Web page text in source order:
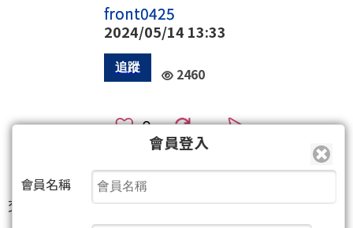
front0425
2024/05/14 13:33
2460
0
16 10
交易首重策略，而不是盲從...
會員登入
會員名稱